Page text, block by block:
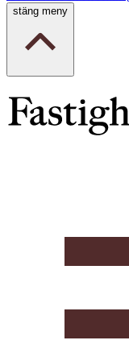
stäng meny